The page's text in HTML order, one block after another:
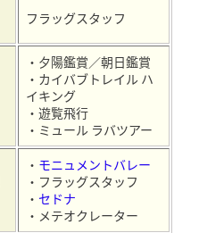
フラッグスタッフ
・夕陽鑑賞／朝日鑑賞
・カイバブトレイル ハ
イキング
・遊覧飛行
・ミュール ラバツアー
・ モニュメントバレー
・フラッグスタッフ
・ セドナ
・メテオクレーター